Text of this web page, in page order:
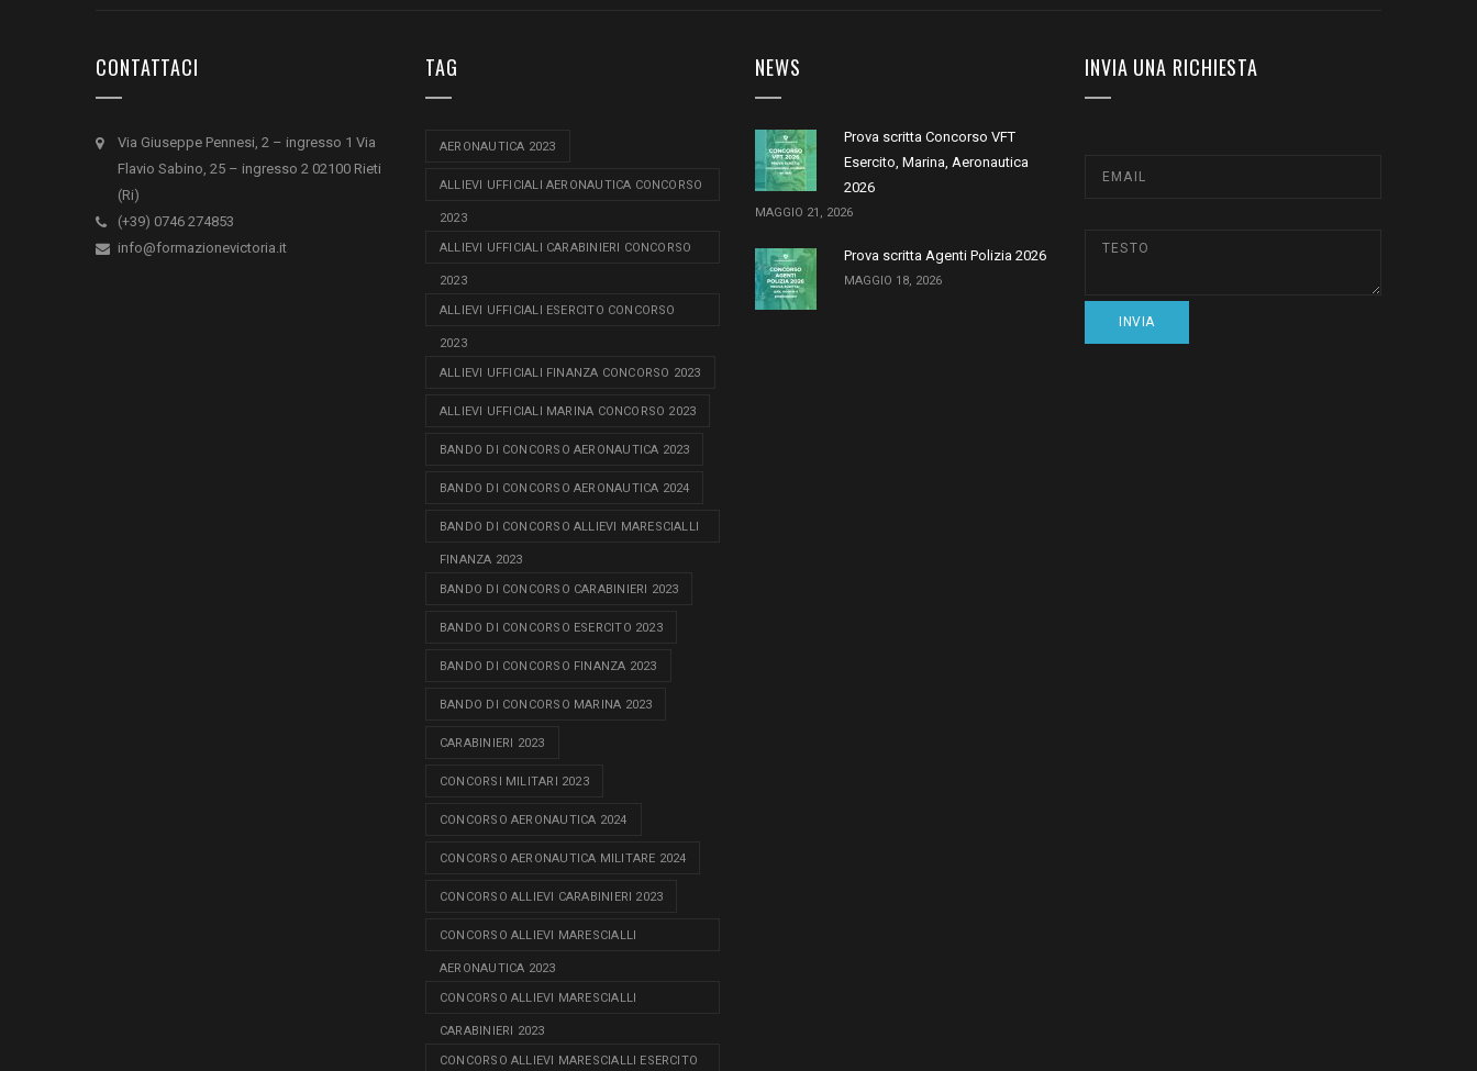
CONTATTACI
Via Giuseppe Pennesi, 2 – ingresso 1 Via
Flavio Sabino, 25 – ingresso 2 02100 Rieti
(Ri)
(+39) 0746 274853
info@formazionevictoria.it
TAG
AERONAUTICA 2023
ALLIEVI UFFICIALI AERONAUTICA CONCORSO
2023
ALLIEVI UFFICIALI CARABINIERI CONCORSO
2023
ALLIEVI UFFICIALI ESERCITO CONCORSO
2023
ALLIEVI UFFICIALI FINANZA CONCORSO 2023
ALLIEVI UFFICIALI MARINA CONCORSO 2023
BANDO DI CONCORSO AERONAUTICA 2023
BANDO DI CONCORSO AERONAUTICA 2024
BANDO DI CONCORSO ALLIEVI MARESCIALLI
FINANZA 2023
BANDO DI CONCORSO CARABINIERI 2023
BANDO DI CONCORSO ESERCITO 2023
BANDO DI CONCORSO FINANZA 2023
BANDO DI CONCORSO MARINA 2023
CARABINIERI 2023
CONCORSI MILITARI 2023
CONCORSO AERONAUTICA 2024
CONCORSO AERONAUTICA MILITARE 2024
CONCORSO ALLIEVI CARABINIERI 2023
CONCORSO ALLIEVI MARESCIALLI
AERONAUTICA 2023
CONCORSO ALLIEVI MARESCIALLI
CARABINIERI 2023
CONCORSO ALLIEVI MARESCIALLI ESERCITO
NEWS
Prova scritta Concorso VFT
Esercito, Marina, Aeronautica
2026
MAGGIO 21, 2026
Prova scritta Agenti Polizia 2026
MAGGIO 18, 2026
INVIA UNA RICHIESTA